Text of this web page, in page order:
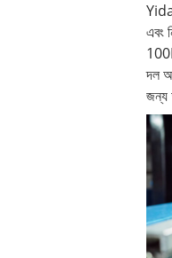
Yida
এবং
দল
জন্য